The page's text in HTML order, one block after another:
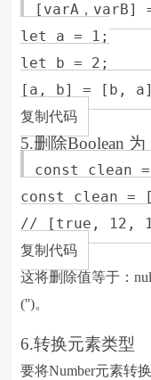
[varA，varB]
let a = 1;
let b = 2;
[a, b] = [b,
复制代码
5.删除Boolean 为
const clean
const clean
// [true, 12,
复制代码
这将删除值等于：
('')。
6.转换元素类型
要将Number元素转